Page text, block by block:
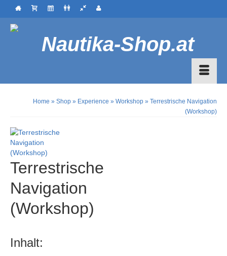
Home » Shop » Experience » Workshop » Terrestrische Navigation
(Workshop)
Terrestrische
Navigation
(Workshop)
Inhalt: